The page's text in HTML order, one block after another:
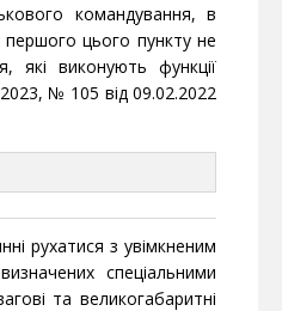
командування, в
першого цього пункту не
які виконують функції
№ 105 від 09.02.2022
рухатися з увімкненим
спеціальними
та великогабаритні